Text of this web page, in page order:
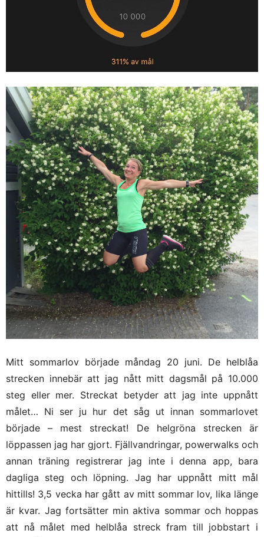
Mitt sommarlov började måndag 20 juni. De helblåa
strecken innebär att jag nått mitt dagsmål på 10.000
steg eller mer. Streckat betyder att jag inte uppnått
målet… Ni ser ju hur det såg ut innan sommarlovet
började – mest streckat! De helgröna strecken är
löppassen jag har gjort. Fjällvandringar, powerwalks och
annan träning registrerar jag inte i denna app, bara
dagliga steg och löpning. Jag har uppnått mitt mål
hittills! 3,5 vecka har gått av mitt sommar lov, lika länge
är kvar. Jag fortsätter min aktiva sommar och hoppas
att nå målet med helblåa streck fram till jobbstart i